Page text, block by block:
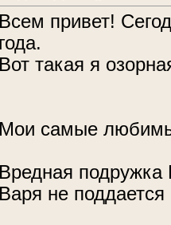
Всем привет!
года.
Вот такая я
Мои самые
Вредная
Варя не